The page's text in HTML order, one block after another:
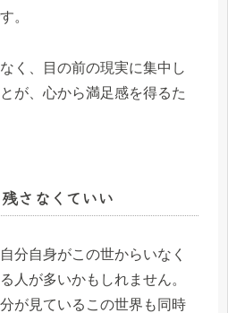
。
く、目の前の現実に集中し
が、心から満足感を得るた
さなくていい
分自身がこの世からいなく
人が多いかもしれません。
が見ているこの世界も同時